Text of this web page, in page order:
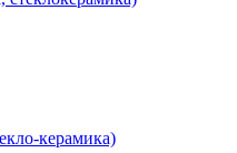
керамика)